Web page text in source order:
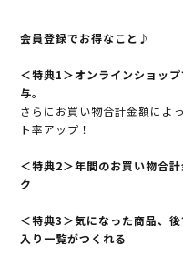
会員登録でお得なこと♪
＜特典1＞オンラインショッ
与。
さらにお買い物合計金額によ
ト率アップ！
＜特典2＞年間のお買い物合
ク
＜特典3＞気になった商品、
入り一覧がつくれる